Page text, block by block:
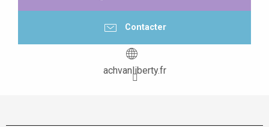
Contacter
achvanliberty.fr